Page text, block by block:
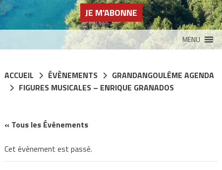
JE M'ABONNE
MENU
ACCUEIL ÉVÈNEMENTS
GRANDANGOULÊME AGENDA
FIGURES MUSICALES – ENRIQUE GRANADOS
« Tous les Évènements
Cet évènement est passé.